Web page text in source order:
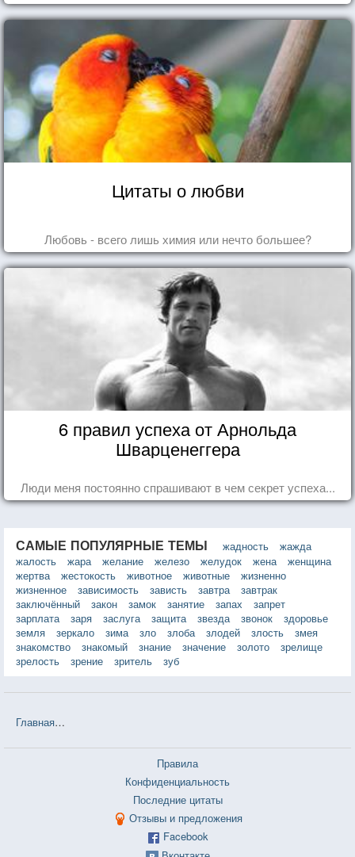
Цитаты о любви
Любовь - всего лишь химия или нечто большее?
6 правил успеха от Арнольда
Шварценеггера
Люди меня постоянно спрашивают в чем секрет успеха...
САМЫЕ ПОПУЛЯРНЫЕ ТЕМЫ жадность
жажда
жалость
жара желание железо желудок жена
женщина
жертва
жестокость животное животные
жизненно
жизненное
зависимость зависть завтра
завтрак
заключённый
закон замок занятие запах
запрет
зарплата
заря заслуга защита звезда звонок
здоровье
земля
зеркало зима зло злоба злодей злость
змея
знакомство
знакомый знание значение золото
зрелище
зрелость
зрение зритель зуб
Главная
Правила
Конфиденциальность
Последние цитаты
Отзывы и предложения
Facebook